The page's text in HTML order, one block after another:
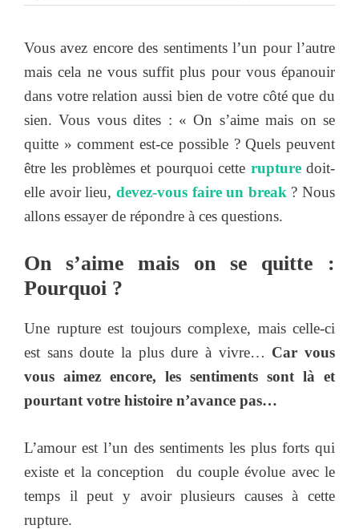
Vous avez encore des sentiments l’un pour l’autre
mais cela ne vous suffit plus pour vous épanouir
dans votre relation aussi bien de votre côté que du
sien. Vous vous dites : « On s’aime mais on se
quitte » comment est-ce possible ? Quels peuvent
être les problèmes et pourquoi cette rupturedoit-
elle avoir lieu, devez-vous faire un break ? Nous
allons essayer de répondre à ces questions.
On s’aime mais on se quitte :
Pourquoi ?
Une rupture est toujours complexe, mais celle-ci
est sans doute la plus dure à vivre… Car vous
vous aimez encore, les sentiments sont là et
pourtant votre histoire n’avance pas…
L’amour est l’un des sentiments les plus forts qui
existe et la conception du couple évolue avec le
temps il peut y avoir plusieurs causes à cette
rupture.